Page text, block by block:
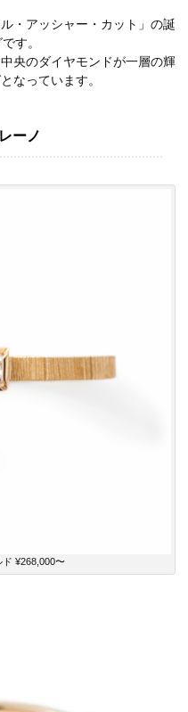
・アッシャー・カット」の誕
す。
央のダイヤモンドが一層の輝
なっています。
ーノ
¥268,000〜